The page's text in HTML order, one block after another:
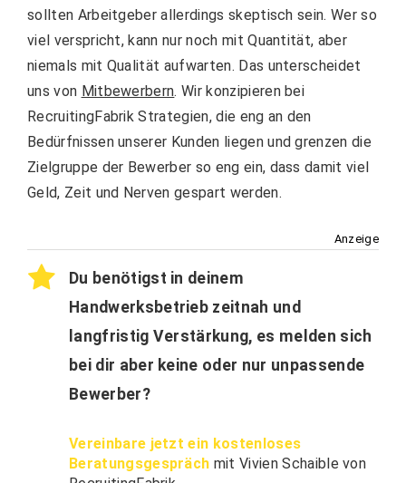
sollten Arbeitgeber allerdings skeptisch sein. Wer so
viel verspricht, kann nur noch mit Quantität, aber
niemals mit Qualität aufwarten. Das unterscheidet
uns von Mitbewerbern. Wir konzipieren bei
RecruitingFabrik Strategien, die eng an den
Bedürfnissen unserer Kunden liegen und grenzen die
Zielgruppe der Bewerber so eng ein, dass damit viel
Geld, Zeit und Nerven gespart werden.
Anzeige
Du benötigst in deinem
Handwerksbetrieb zeitnah und
langfristig Verstärkung, es melden sich
bei dir aber keine oder nur unpassende
Bewerber?
Vereinbare jetzt ein kostenloses
Beratungsgespräch mit Vivien Schaible von